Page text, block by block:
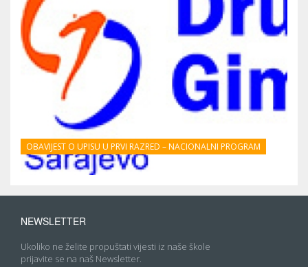
OBAVIJEST O UPISU U PRVI RAZRED – NACIONALNI PROGRAM
NEWSLETTER
Ukoliko ne želite propuštati vijesti iz naše škole
prijavite se na naš Newsletter.